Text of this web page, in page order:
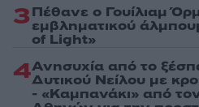
3Πέθανε ο Γουίλιαμ
εμβληματικού
of Light»
4Ανησυχία από το
Δυτικού Νείλου με
- «Καμπανάκι» από